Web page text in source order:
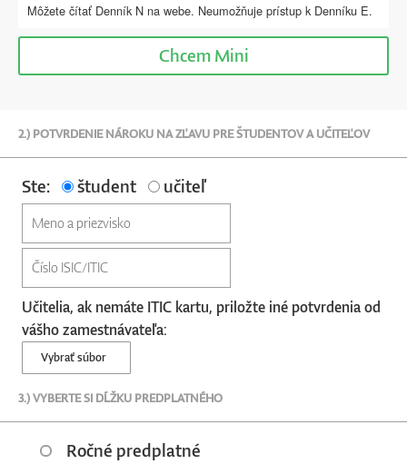
Môžete čítať Denník N na webe. Neumožňuje prístup k Denníku E.
ChcemMini
2.) POTVRDENIE NÁROKU NA ZĽAVU PRE ŠTUDENTOV A UČITEĽOV
Ste: študent učiteľ
Učitelia, ak nemáte ITIC kartu, priložte iné potvrdenia od
vášho zamestnávateľa:
Vybrať súbor
3.) VYBERTE SI DĹŽKU PREDPLATNÉHO
Ročné predplatné